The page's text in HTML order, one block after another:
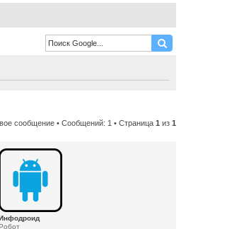
сообщение • Сообщений: 1 • Страница 1 из 1